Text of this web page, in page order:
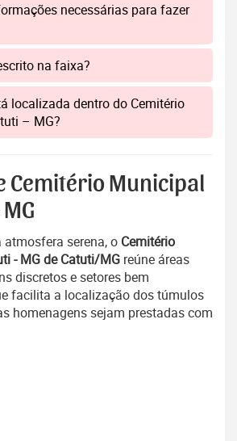
necessárias para fazer
na faixa?
localizada dentro do Cemitério
– MG?
Cemitério Municipal
serena, o Cemitério
- MG de Catuti/MG reúne áreas
discretos e setores bem
facilita a localização dos túmulos
homenagens sejam prestadas com